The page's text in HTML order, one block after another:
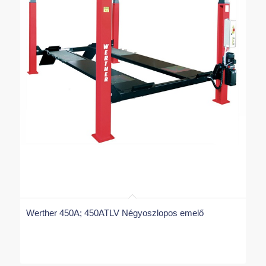
Gyári szervizhátteret és garantált alkatrész
ellátást biztosítunk
Vagyis:kedvező áron juthatsz egy jó minőségű,
biztonságos emelőhöz, amihez ráadásul profi
szolgáltatást is kapsz!
Werther 450A; 450ATLV Négyoszlopos emelő